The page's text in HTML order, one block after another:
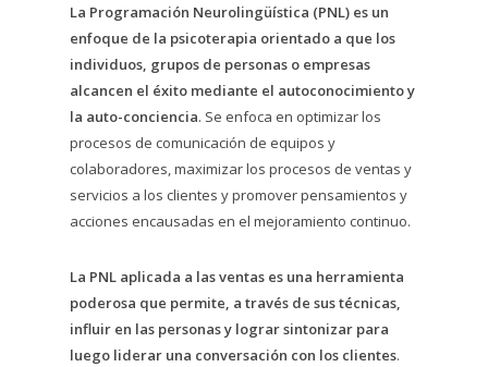
La Programación Neurolingüística (PNL) es un
enfoque de la psicoterapia orientado a que los
individuos, grupos de personas o empresas
alcancen el éxito mediante el autoconocimiento y
la auto-conciencia. Se enfoca en optimizar los
procesos de comunicación de equipos y
colaboradores, maximizar los procesos de ventas y
servicios a los clientes y promover pensamientos y
acciones encausadas en el mejoramiento continuo.
La PNL aplicada a las ventas es una herramienta
poderosa que permite, a través de sus técnicas,
influir en las personas y lograr sintonizar para
luego liderar una conversación con los clientes.